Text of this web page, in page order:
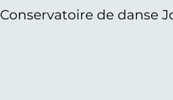
Conservatoire de danse